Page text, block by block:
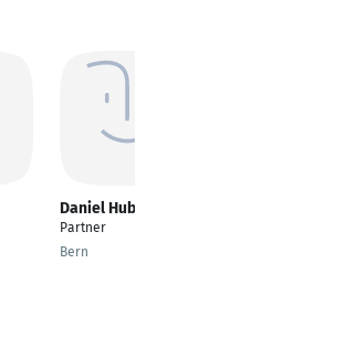
Daniel Huber
Partner
Bern